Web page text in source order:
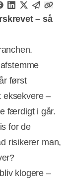
– så
først
eksekvere –
færdigt i går.
for de
risikerer man,
klogere –